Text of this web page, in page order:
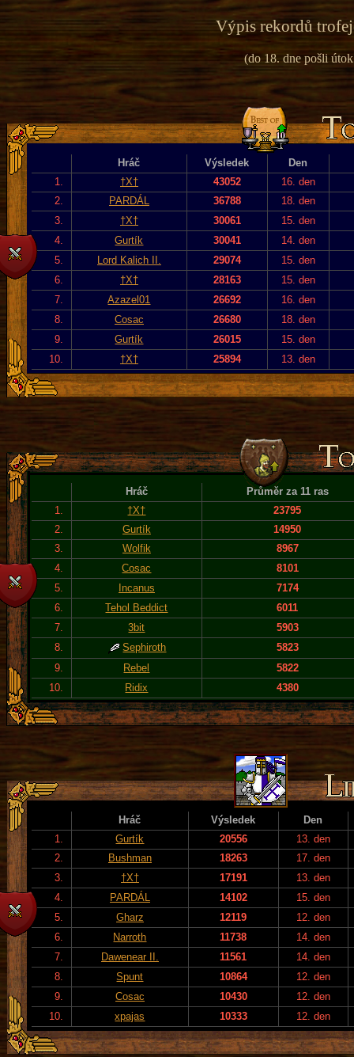
Výpis rekordů
(do 18. dne pošli
Hráč Výsledek
Den
1.
†X† 43052
16. den
2.
PARDÁL 36788
18. den
3.
†X† 30061
15. den
4.
Gurtík 30041
14. den
5.
Lord Kalich II. 29074
15. den
6.
†X† 28163
15. den
7.
Azazel01 26692
16. den
8.
Cosac 26680
18. den
9.
Gurtík 26015
15. den
10.
†X† 25894 13. den
Hráč
Průměr za 11 ras
1.
†X†
23795
2.
Gurtík
14950
3.
Wolfik
8967
4.
Cosac
8101
5.
Incanus
7174
6.
Tehol Beddict
6011
7.
3bit
5903
8.
Sephiroth
5823
9.
Rebel
5822
10.
Ridix 4380
Hráč Výsledek
Den
1.
Gurtík 20556
13. den
2.
Bushman 18263
17. den
3.
†X† 17191
13. den
4.
PARDÁL 14102
15. den
5.
Gharz 12119
12. den
6.
Narroth 11738
14. den
7.
Dawenear II. 11561
14. den
8.
Spunt 10864
12. den
9.
Cosac 10430
12. den
10.
xpajas 10333 12. den